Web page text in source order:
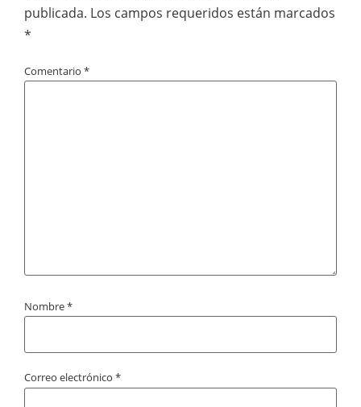
publicada. Los campos requeridos están marcados
*
Comentario *
Nombre*
Correo electrónico *